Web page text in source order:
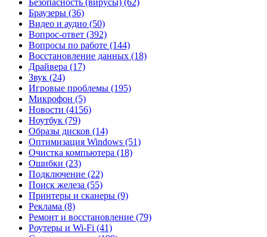
Безопасность (вирусы) (62)
Браузеры (36)
Видео и аудио (50)
Вопрос-ответ (392)
Вопросы по работе (144)
Восстановление данных (18)
Драйвера (17)
Звук (24)
Игровые проблемы (195)
Микрофон (5)
Новости (4156)
Ноутбук (79)
Образы дисков (14)
Оптимизация Windows (51)
Очистка компьютера (18)
Ошибки (23)
Подключение (22)
Поиск железа (55)
Принтеры и сканеры (9)
Реклама (8)
Ремонт и восстановление (79)
Роутеры и Wi-Fi (41)